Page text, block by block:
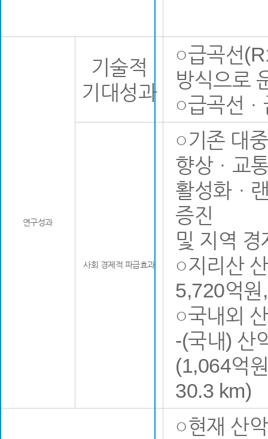
연구성과
기술적
기대성과
○급곡선
방식으로
○급곡선
사회 경제적 파급효과
○기존 대
향상ㆍ교
활성화ㆍ
증진
및 지역
○지리산
5,720억원
○국내외
-(국내) 산
(1,064억
30.3 km)
○현재 산